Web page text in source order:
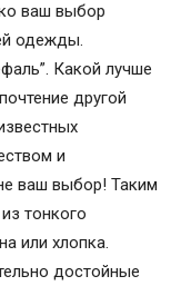
ваш выбор
одежды.
Какой лучше
другой
и
ваш выбор! Таким
тонкого
или хлопка.
достойные